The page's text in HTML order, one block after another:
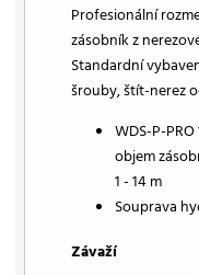
Profesionální
zásobník z
Standardní
šrouby, štít-nerez
WDS-P-
objem
1 - 14 m
Souprava
Závaží